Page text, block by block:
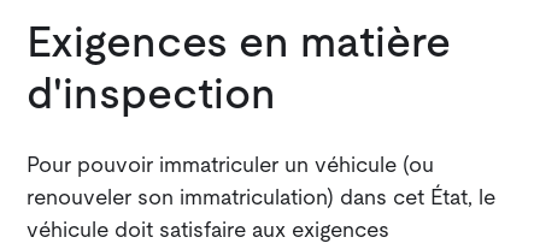
Exigences en matière
d'inspection
Pour pouvoir immatriculer un véhicule (ou
renouveler son immatriculation) dans cet État, le
véhicule doit satisfaire aux exigences